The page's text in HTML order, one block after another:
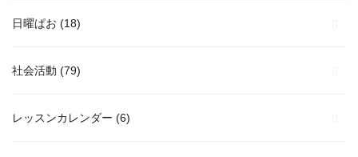
日曜ぱお (18)
社会活動 (79)
レッスンカレンダー (6)